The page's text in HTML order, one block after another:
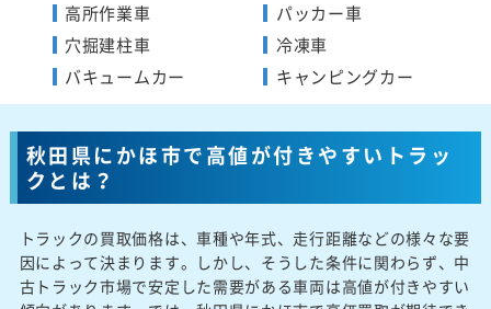
高所作業車
穴掘建柱車
バキュームカー
パッカー車
冷凍車
キャンピングカー
秋田県にかほ市で高値が付きやすいトラッ
クとは？
トラックの買取価格は、車種や年式、走行距離などの様々な要
因によって決まります。しかし、そうした条件に関わらず、中
古トラック市場で安定した需要がある車両は高値が付きやすい